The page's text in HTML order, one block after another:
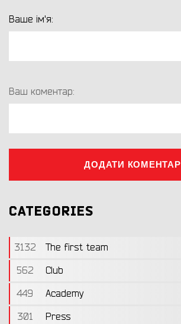
Ваше ім'я:
Ваш коментар:
ДОДАТИ КОМЕНТАР
CATEGORIES
3132
The first team
562
Club
449
Academy
301
Press